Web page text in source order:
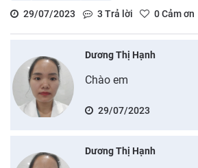
29/07/2023
3 Trả lời 0Cảm ơn
Dương Thị Hạnh
Chào em
29/07/2023
Dương Thị Hạnh